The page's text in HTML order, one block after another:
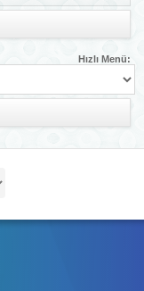
Hızlı Menü: